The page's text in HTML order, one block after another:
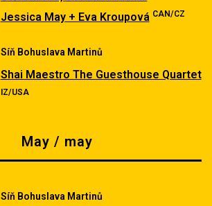
Jessica May + Eva Kroupová CAN/CZ
Síň Bohuslava Martinů
Shai Maestro The Guesthouse Quartet
IZ/USA
May / may
Síň Bohuslava Martinů